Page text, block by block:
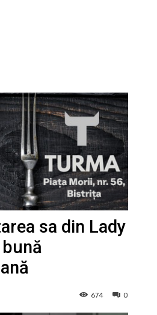
sa din Lady
0
674